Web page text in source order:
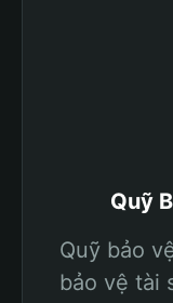
Quỹ
Quỹ bảo
bảo vệ tài